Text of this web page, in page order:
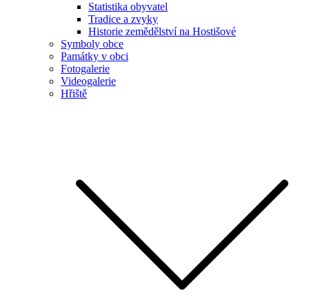
Statistika obyvatel
Tradice a zvyky
Historie zemědělství na Hostišové
Symboly obce
Památky v obci
Fotogalerie
Videogalerie
Hřiště